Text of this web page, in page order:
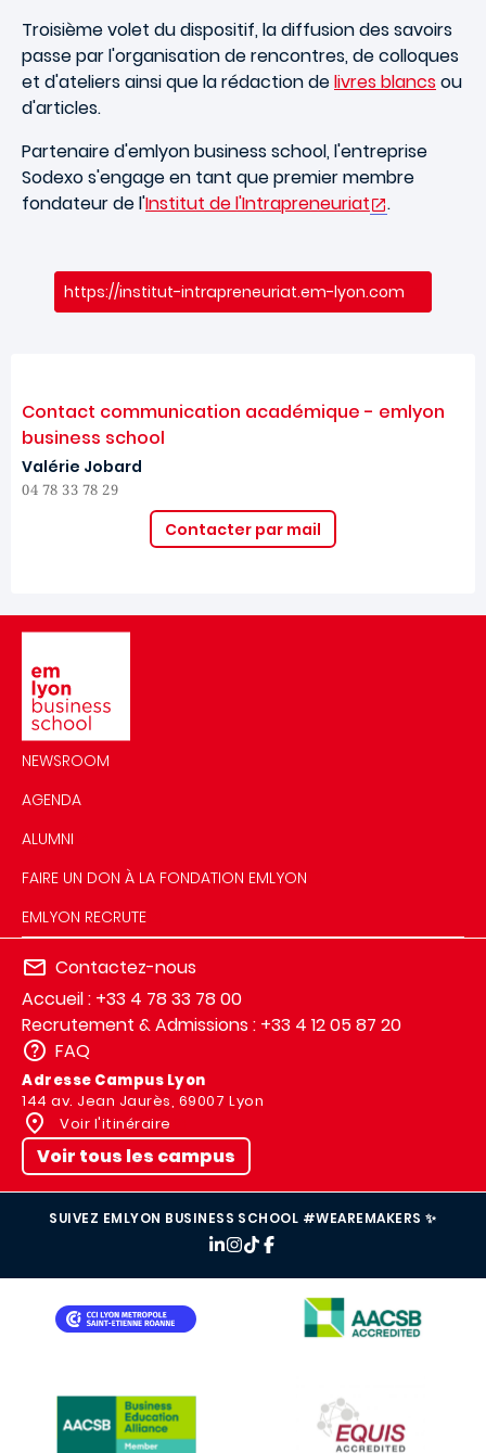
Troisième volet du dispositif, la diffusion des savoirs
passe par l'organisation de rencontres, de colloques
et d'ateliers ainsi que la rédaction delivres blancsou
d'articles.
Partenaire d'emlyon business school, l'entreprise
Sodexo s'engage en tant que premier membre
fondateur de l'Institut de l'Intrapreneuriat .
https://institut-intrapreneuriat.em-lyon.com
Contact communication académique - emlyon
business school
Valérie Jobard
04 78 33 78 29
Contacter par mail
NEWSROOM
AGENDA
ALUMNI
FAIRE UN DON À LA FONDATION EMLYON
EMLYON RECRUTE
Contactez-nous
Accueil : +33 4 78 33 78 00
Recrutement & Admissions : +33 4 12 05 87 20
FAQ
Adresse Campus Lyon
144 av. Jean Jaurès, 69007 Lyon
Voir l'itinéraire
Voir tous les campus
SUIVEZ EMLYON BUSINESS SCHOOL #WEAREMAKERS ✨
IMAGE